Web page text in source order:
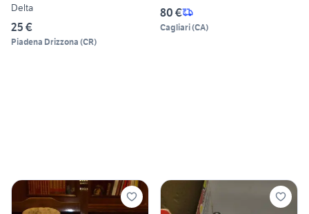
Delta
25 €
Piadena Drizzona (CR)
80 €
Cagliari(CA)